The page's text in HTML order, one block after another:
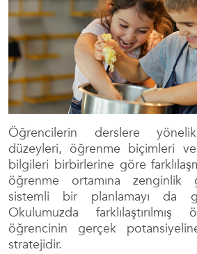
Öğrencilerin derslere
düzeyleri, öğrenme biçimleri
bilgileri birbirlerine göre
öğrenme ortamına zenginlik
sistemli bir planlamayı da
Okulumuzda
öğrencinin gerçek
stratejidir.